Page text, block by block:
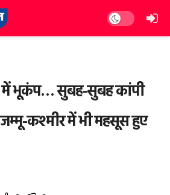
Dark mode
में भूकंप… सुबह-सुबह कांपी
जम्मू-कश्मीर में भी महसूस हुए